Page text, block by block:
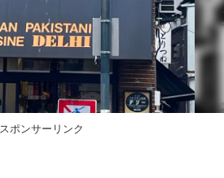
スポンサーリンク